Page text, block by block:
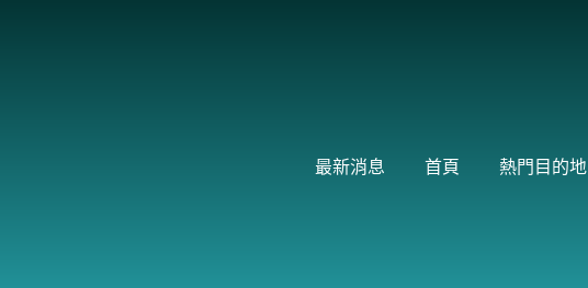
最新消息 首頁 熱門目的地